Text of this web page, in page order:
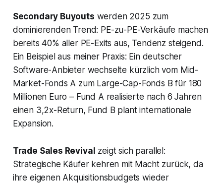
Secondary Buyouts werden 2025 zum
dominierenden Trend: PE-zu-PE-Verkäufe machen
bereits 40% aller PE-Exits aus, Tendenz steigend.
Ein Beispiel aus meiner Praxis: Ein deutscher
Software-Anbieter wechselte kürzlich vom Mid-
Market-Fonds A zum Large-Cap-Fonds B für 180
Millionen Euro – Fund A realisierte nach 6 Jahren
einen 3,2x-Return, Fund B plant internationale
Expansion.
Trade Sales Revival zeigt sich parallel:
Strategische Käufer kehren mit Macht zurück, da
ihre eigenen Akquisitionsbudgets wieder